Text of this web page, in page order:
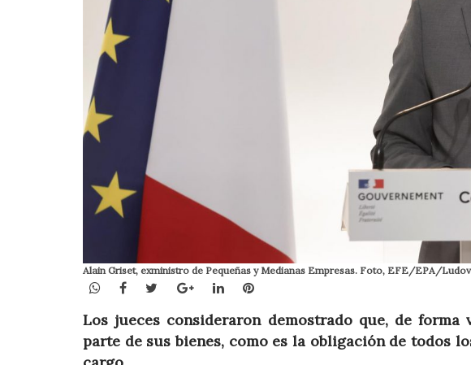
Alain Griset, exministro de Pequeñas y Medianas Empresas. Foto, EFE/EPA/
WhatsApp
Facebook
TwitterGoogle+LinkedInPinterest
Los jueces consideraron demostrado que, de
parte de sus bienes, como es la obligación de todos